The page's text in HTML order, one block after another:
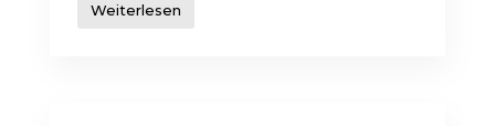
Weiterlesen